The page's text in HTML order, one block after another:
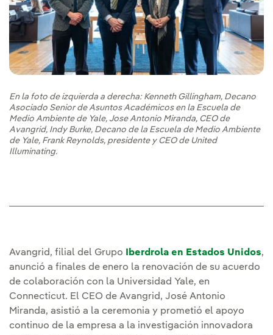
En la foto de izquierda a derecha: Kenneth Gillingham, Decano
Asociado Senior de Asuntos Académicos en la Escuela de
Medio Ambiente de Yale, Jose Antonio Miranda, CEO de
Avangrid, Indy Burke, Decano de la Escuela de Medio Ambiente
de Yale, Frank Reynolds, presidente y CEO de United
Illuminating.
Avangrid, filial del Grupo Iberdrola en Estados Unidos,
anunció a finales de enero la renovación de su acuerdo
de colaboración con la Universidad Yale, en
Connecticut. El CEO de Avangrid, José Antonio
Miranda, asistió a la ceremonia y prometió el apoyo
continuo de la empresa a la investigación innovadora